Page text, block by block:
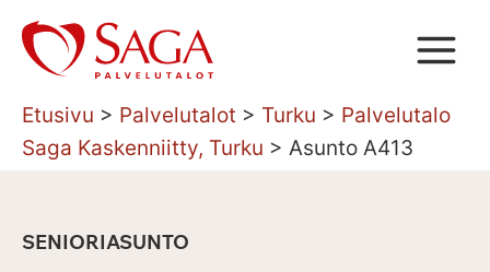
Siirry
sisältöön
Etusivu > Palvelutalot > Turku > Palvelutalo
Saga Kaskenniitty, Turku > Asunto A413
SENIORIASUNTO